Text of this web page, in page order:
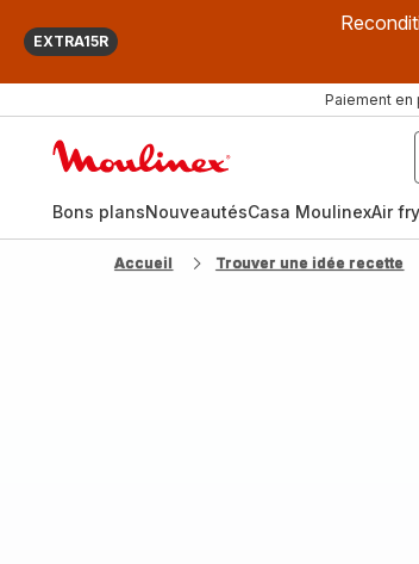
EXTRA15R
Paiement en
Bons plansNouveautésCasa MoulinexAir
Accueil Trouver une idée recette